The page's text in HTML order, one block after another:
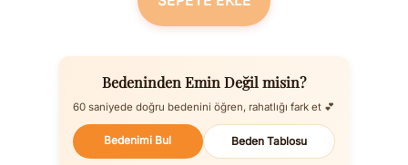
Bedeninden Emin Değil misin?
60 saniyede doğru bedenini öğren, rahatlığı fark et 💕
Bedenimi Bul Beden Tablosu